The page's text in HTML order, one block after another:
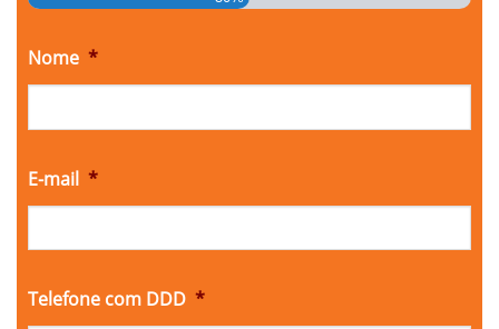
Nome *
E-mail *
Telefone com DDD *